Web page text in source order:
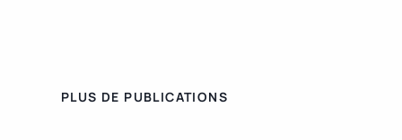
PLUS DE PUBLICATIONS